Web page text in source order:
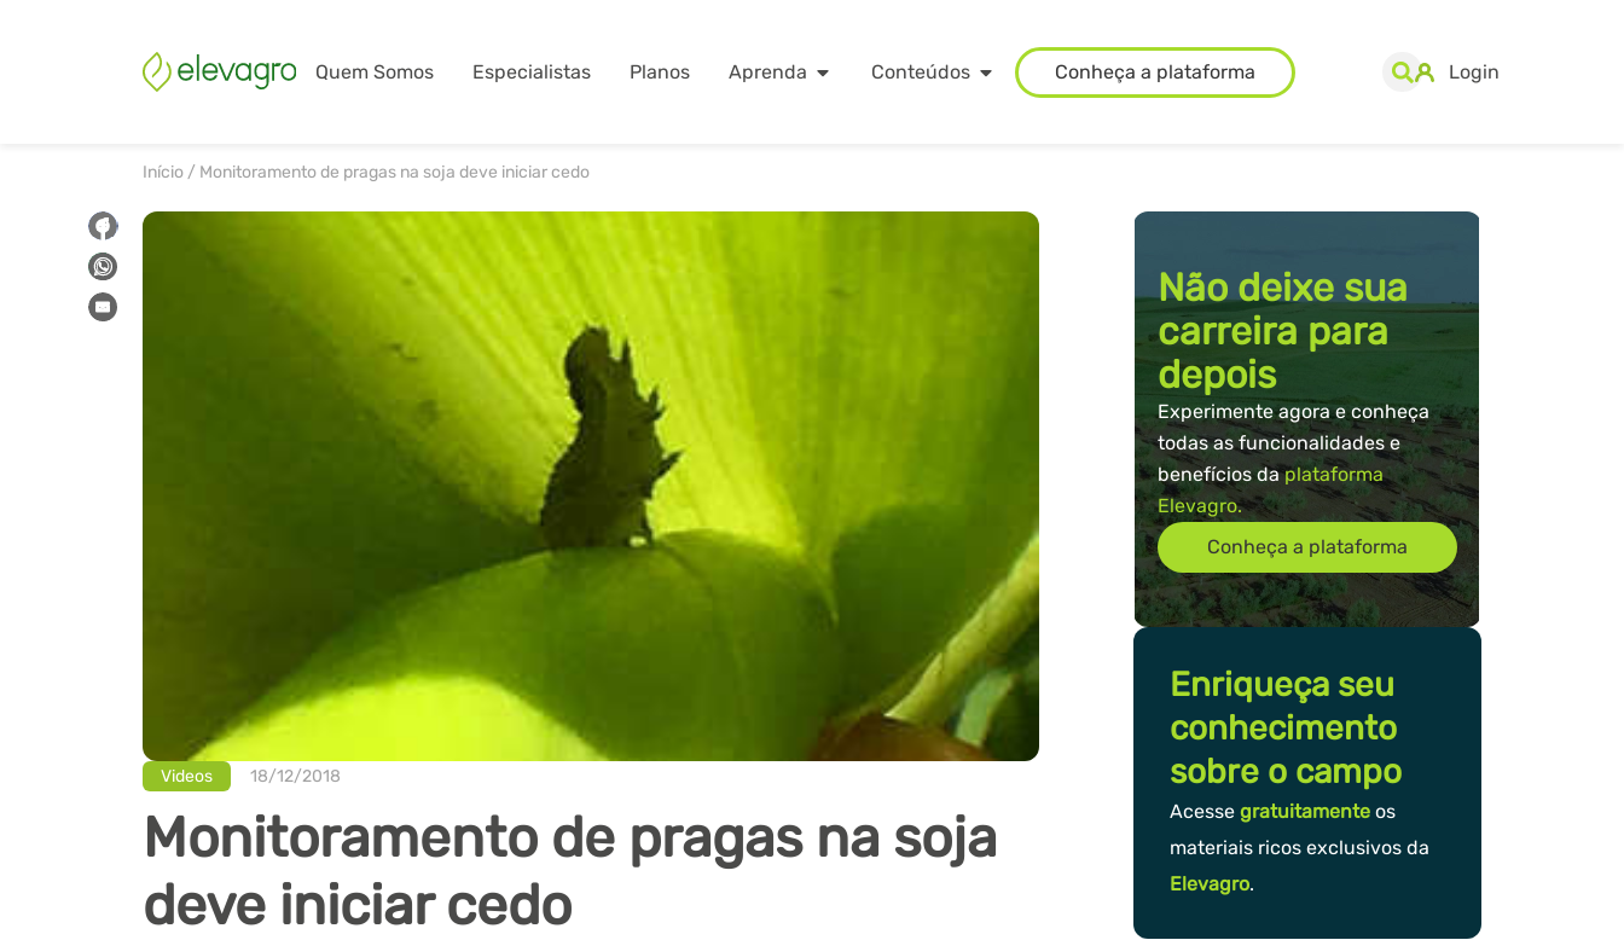
Quem Somos Especialistas Planos Aprenda Conteúdos Conheça a plataforma Login
Início / Monitoramento de pragas na soja deve iniciar cedo
Videos 18/12/2018
Monitoramento de pragas na soja
deve iniciar cedo
Não deixe sua
carreira para
depois
Experimente agora e conheça
todas as funcionalidades e
benefícios daplataforma
Elevagro.
Conheça a plataforma
Enriqueça seu
conhecimento
sobre o campo
Acesse gratuitamenteos
materiais ricos exclusivos da
Elevagro.